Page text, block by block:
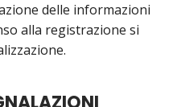
delle informazioni
alla registrazione si